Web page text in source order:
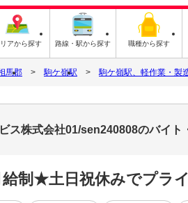
アから探す 路線・駅から探す 職種から探す
馬郡 駒ケ嶺駅 駒ケ嶺駅、軽作業・製
ス株式会社01/sen240808のバイト
給制★土日祝休みでプラ